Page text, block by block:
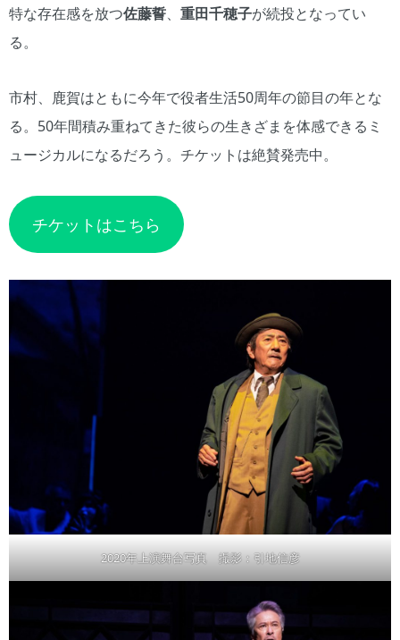
特な存在感を放つ佐藤誓、 重田千穂子が続投となってい
る。
市村、鹿賀はともに今年で役者生活50周年の節目の年とな
る。50年間積み重ねてきた彼らの生きざまを体感できるミ
ュージカルになるだろう。チケットは絶賛発売中。
チケットはこちら
2020年上演舞台写真 撮影：引地信彦